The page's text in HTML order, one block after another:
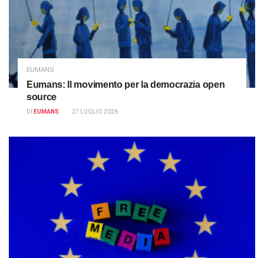
EUMANS
Eumans: Il movimento per la democrazia open
source
DI EUMANS 27 LUGLIO 2026